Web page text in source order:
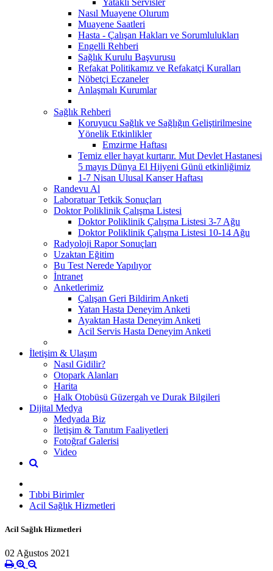
Nasıl Muayene Olurum
Muayene Saatleri
Hasta - Çalışan Hakları ve Sorumlulukları
Engelli Rehberi
Sağlık Kurulu Başvurusu
Refakat Politikamız ve Refakatçi Kuralları
Nöbetçi Eczaneler
Anlaşmalı Kurumlar
Sağlık Rehberi
Koruyucu Sağlık ve Sağlığın Geliştirilmesine
Yönelik Etkinlikler
Emzirme Haftası
Temiz eller hayat kurtarır. Mut Devlet Hastanesi
5 mayıs Dünya El Hijyeni Günü etkinliğimiz
1-7 Nisan Ulusal Kanser Haftası
Randevu Al
Laboratuar Tetkik Sonuçları
Doktor Poliklinik Çalışma Listesi
Doktor Poliklinik Çalışma Listesi 3-7 Ağu
Doktor Poliklinik Çalışma Listesi 10-14 Ağu
Radyoloji Rapor Sonuçları
Uzaktan Eğitim
Bu Test Nerede Yapılıyor
İntranet
Anketlerimiz
Çalışan Geri Bildirim Anketi
Yatan Hasta Deneyim Anketi
Ayaktan Hasta Deneyim Anketi
Acil Servis Hasta Deneyim Anketi
İletişim & Ulaşım
Nasıl Gidilir?
Otopark Alanları
Harita
Halk Otobüsü Güzergah ve Durak Bilgileri
Dijital Medya
Medyada Biz
İletişim & Tanıtım Faaliyetleri
Fotoğraf Galerisi
Video
Tıbbi Birimler
Acil Sağlık Hizmetleri
Acil Sağlık Hizmetleri
02 Ağustos 2021